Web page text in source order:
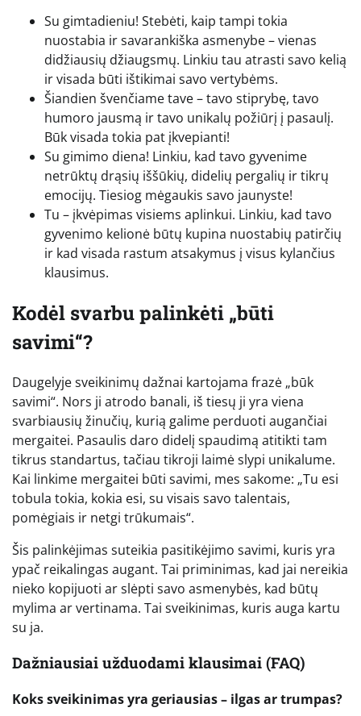
Su gimtadieniu! Stebėti, kaip tampi tokia
nuostabia ir savarankiška asmenybe – vienas
didžiausių džiaugsmų. Linkiu tau atrasti savo kelią
ir visada būti ištikimai savo vertybėms.
Šiandien švenčiame tave – tavo stiprybę, tavo
humoro jausmą ir tavo unikalų požiūrį į pasaulį.
Būk visada tokia pat įkvepianti!
Su gimimo diena! Linkiu, kad tavo gyvenime
netrūktų drąsių iššūkių, didelių pergalių ir tikrų
emocijų. Tiesiog mėgaukis savo jaunyste!
Tu – įkvėpimas visiems aplinkui. Linkiu, kad tavo
gyvenimo kelionė būtų kupina nuostabių patirčių
ir kad visada rastum atsakymus į visus kylančius
klausimus.
Kodėl svarbu palinkėti „būti
savimi“?
Daugelyje sveikinimų dažnai kartojama frazė „būk
savimi“. Nors ji atrodo banali, iš tiesų ji yra viena
svarbiausių žinučių, kurią galime perduoti augančiai
mergaitei. Pasaulis daro didelį spaudimą atitikti tam
tikrus standartus, tačiau tikroji laimė slypi unikalume.
Kai linkime mergaitei būti savimi, mes sakome: „Tu esi
tobula tokia, kokia esi, su visais savo talentais,
pomėgiais ir netgi trūkumais“.
Šis palinkėjimas suteikia pasitikėjimo savimi, kuris yra
ypač reikalingas augant. Tai priminimas, kad jai nereikia
nieko kopijuoti ar slėpti savo asmenybės, kad būtų
mylima ar vertinama. Tai sveikinimas, kuris auga kartu
su ja.
Dažniausiai užduodami klausimai (FAQ)
Koks sveikinimas yra geriausias – ilgas ar trumpas?